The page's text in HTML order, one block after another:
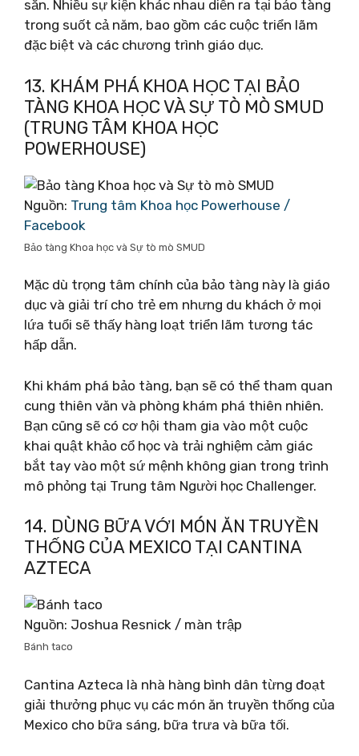
sẵn. Nhiều sự kiện khác nhau diễn ra tại bảo tàng
trong suốt cả năm, bao gồm các cuộc triển lãm
đặc biệt và các chương trình giáo dục.
13. KHÁM PHÁ KHOA HỌC TẠI BẢO
TÀNG KHOA HỌC VÀ SỰ TÒ MÒ SMUD
(TRUNG TÂM KHOA HỌC
POWERHOUSE)
Nguồn: Trung tâm Khoa học Powerhouse /
Facebook
Bảo tàng Khoa học và Sự tò mò SMUD
Mặc dù trọng tâm chính của bảo tàng này là giáo
dục và giải trí cho trẻ em nhưng du khách ở mọi
lứa tuổi sẽ thấy hàng loạt triển lãm tương tác
hấp dẫn.
Khi khám phá bảo tàng, bạn sẽ có thể tham quan
cung thiên văn và phòng khám phá thiên nhiên.
Bạn cũng sẽ có cơ hội tham gia vào một cuộc
khai quật khảo cổ học và trải nghiệm cảm giác
bắt tay vào một sứ mệnh không gian trong trình
mô phỏng tại Trung tâm Người học Challenger.
14. DÙNG BỮA VỚI MÓN ĂN TRUYỀN
THỐNG CỦA MEXICO TẠI CANTINA
AZTECA
Nguồn: Joshua Resnick / màn trập
Bánh taco
Cantina Azteca là nhà hàng bình dân từng đoạt
giải thưởng phục vụ các món ăn truyền thống của
Mexico cho bữa sáng, bữa trưa và bữa tối.